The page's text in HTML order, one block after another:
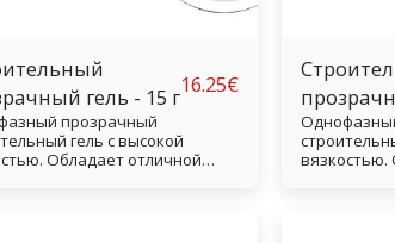
гель - 15 г16.25€
прозрачный
гель с высокой
Обладает отличной
вязкостью.